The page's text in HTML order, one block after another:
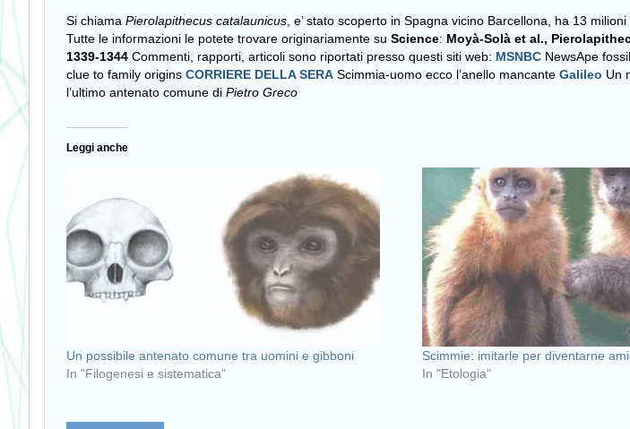
Si chiama Pierolapithecus catalaunicus , e’ stato scoperto in Spagna vicino Barcellona, ha 13
Tutte le informazioni le potete trovare originariamente su Science: Moyà-Solà et al.,
1339-1344 Commenti, rapporti, articoli sono riportati presso questi siti web: MSNBC NewsApe
clue to family origins CORRIERE DELLA SERA Scimmia-uomo ecco l’anello mancante Galileo Un
l’ultimo antenato comune di Pietro Greco
Leggi anche
Un possibile antenato comune tra uomini e gibboni
In "Filogenesi e sistematica"
Scimmie: imitarle per diventarne
In "Etologia"